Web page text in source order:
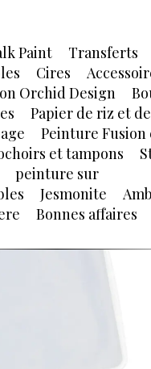
Paint
Transferts
Cires
Orchid Design
Papier de riz et de
Peinture Fusion
et tampons
peinture sur
Jesmonite
Bonnes affaires